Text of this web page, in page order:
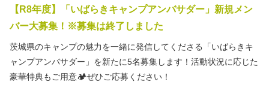
海辺キャンプ
湖畔キャンプ
【R8年度】「いばらきキャンプアンバサダー」新規メン
バー大募集！※募集は終了しました
茨城県のキャンプの魅力を一緒に発信してくださる「いばらきキ
ャンプアンバサダー」を新たに5名募集します！活動状況に応じた
豪華特典もご用意🏕️ぜひご応募ください！